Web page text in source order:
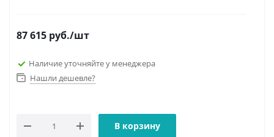
87 615 руб./шт
Наличие уточняйте у менеджера
Нашли дешевле?
В корзину